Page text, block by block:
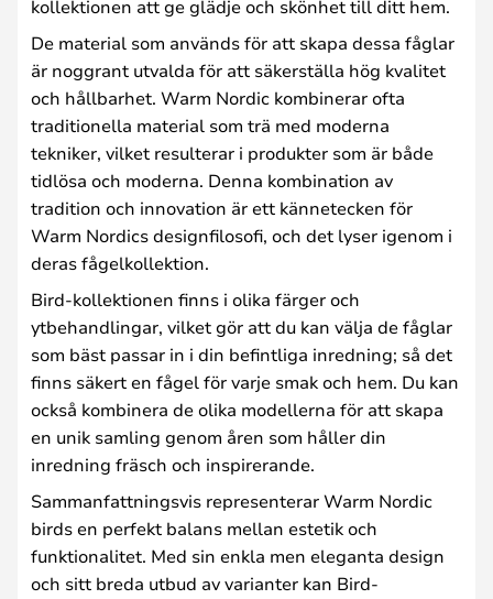
kollektionen att ge glädje och skönhet till ditt hem.
De material som används för att skapa dessa fåglar
är noggrant utvalda för att säkerställa hög kvalitet
och hållbarhet. Warm Nordic kombinerar ofta
traditionella material som trä med moderna
tekniker, vilket resulterar i produkter som är både
tidlösa och moderna. Denna kombination av
tradition och innovation är ett kännetecken för
Warm Nordics designfilosofi, och det lyser igenom i
deras fågelkollektion.
Bird-kollektionen finns i olika färger och
ytbehandlingar, vilket gör att du kan välja de fåglar
som bäst passar in i din befintliga inredning; så det
finns säkert en fågel för varje smak och hem. Du kan
också kombinera de olika modellerna för att skapa
en unik samling genom åren som håller din
inredning fräsch och inspirerande.
Sammanfattningsvis representerar Warm Nordic
birds en perfekt balans mellan estetik och
funktionalitet. Med sin enkla men eleganta design
och sitt breda utbud av varianter kan Bird-